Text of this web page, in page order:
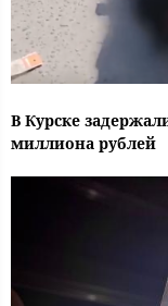
В Курске
миллиона рублей